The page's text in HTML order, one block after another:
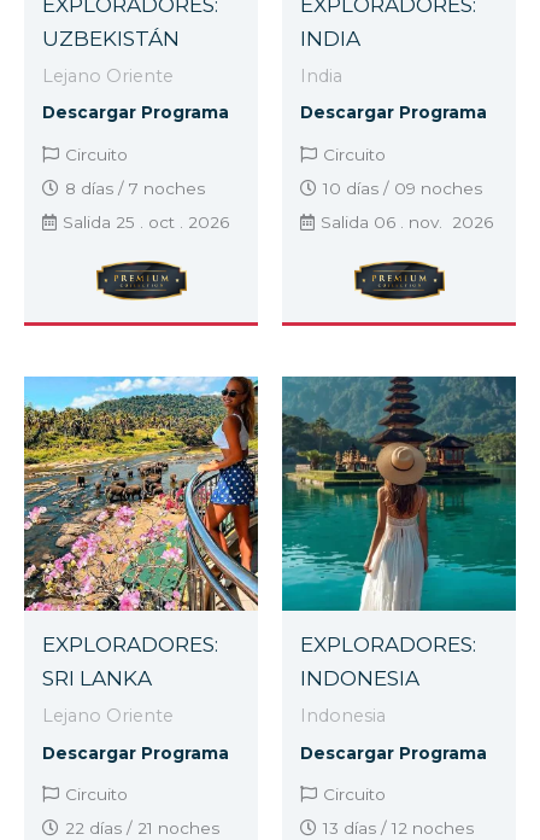
UZBEKISTÁN
Lejano Oriente
Descargar Programa
Circuito
8 días / 7 noches
Salida 25 . oct . 2026
INDIA
India
Descargar Programa
Circuito
10 días / 09 noches
Salida 06 . nov. 2026
EXPLORADORES:
SRI LANKA
Lejano Oriente
Descargar Programa
Circuito
22 días / 21 noches
EXPLORADORES:
INDONESIA
Indonesia
Descargar Programa
Circuito
13 días / 12 noches